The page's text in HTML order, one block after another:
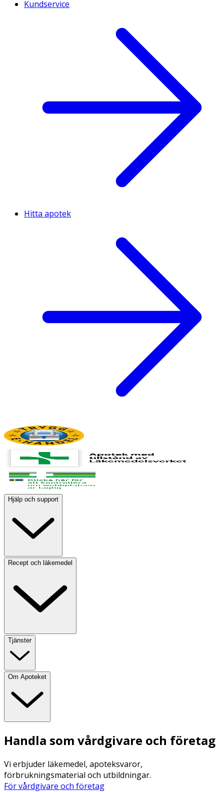
Kundservice
Hitta apotek
Hjälp och support
Recept och läkemedel
Tjänster
Om Apoteket
Handla som vårdgivare och företag
Vi erbjuder läkemedel, apoteksvaror,
förbrukningsmaterial och utbildningar.
För vårdgivare och företag